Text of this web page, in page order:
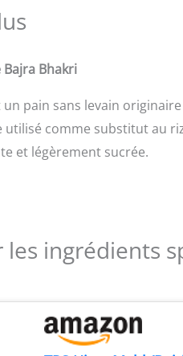
Bhakri
un pain sans levain
utilisé comme substitut au
et légèrement sucrée.
ingrédients